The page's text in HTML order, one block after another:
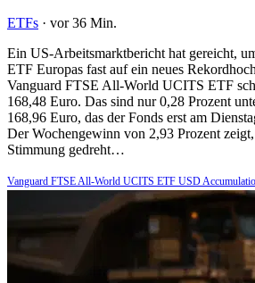
ETFs · vor 36 Min.
Ein US-Arbeitsmarktbericht hat gereicht,
ETF Europas fast auf ein neues
Vanguard FTSE All-World UCITS ETF
168,48 Euro. Das sind nur 0,28 Prozent
168,96 Euro, das der Fonds erst am
Der Wochengewinn von 2,93 Prozent
Stimmung gedreht…
Vanguard FTSE All-World UCITS ETF USD